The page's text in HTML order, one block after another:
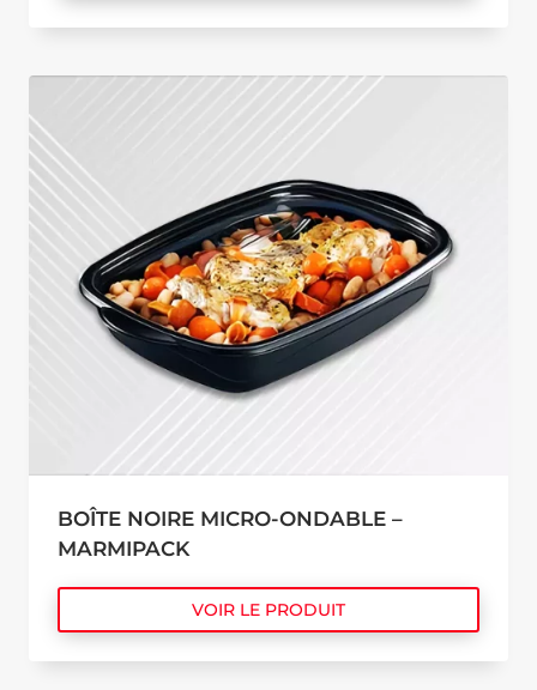
BOÎTE NOIRE MICRO-ONDABLE –
MARMIPACK
VOIR LE PRODUIT